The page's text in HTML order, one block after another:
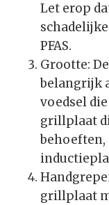
Let erop
PFAS.
Grootte:
belangrijk
voedsel
grillplaat
grillplaat